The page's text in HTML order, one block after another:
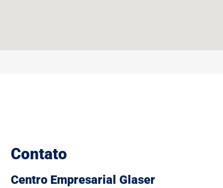
Contato
Centro Empresarial Glaser